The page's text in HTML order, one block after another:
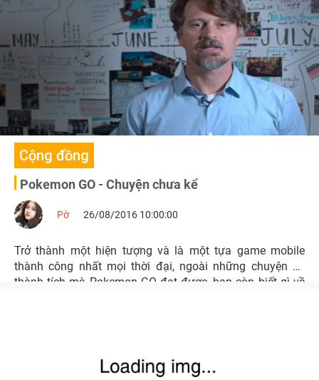
Cộng đồng
Pokemon GO - Chuyện chưa kể
Pờ 26/08/2016 10:00:00
Trở thành một hiện tượng và là một tựa game mobile
thành công nhất mọi thời đại, ngoài những chuyện và
thành tích mà Pokemon GO đạt được, bạn còn biết gì về